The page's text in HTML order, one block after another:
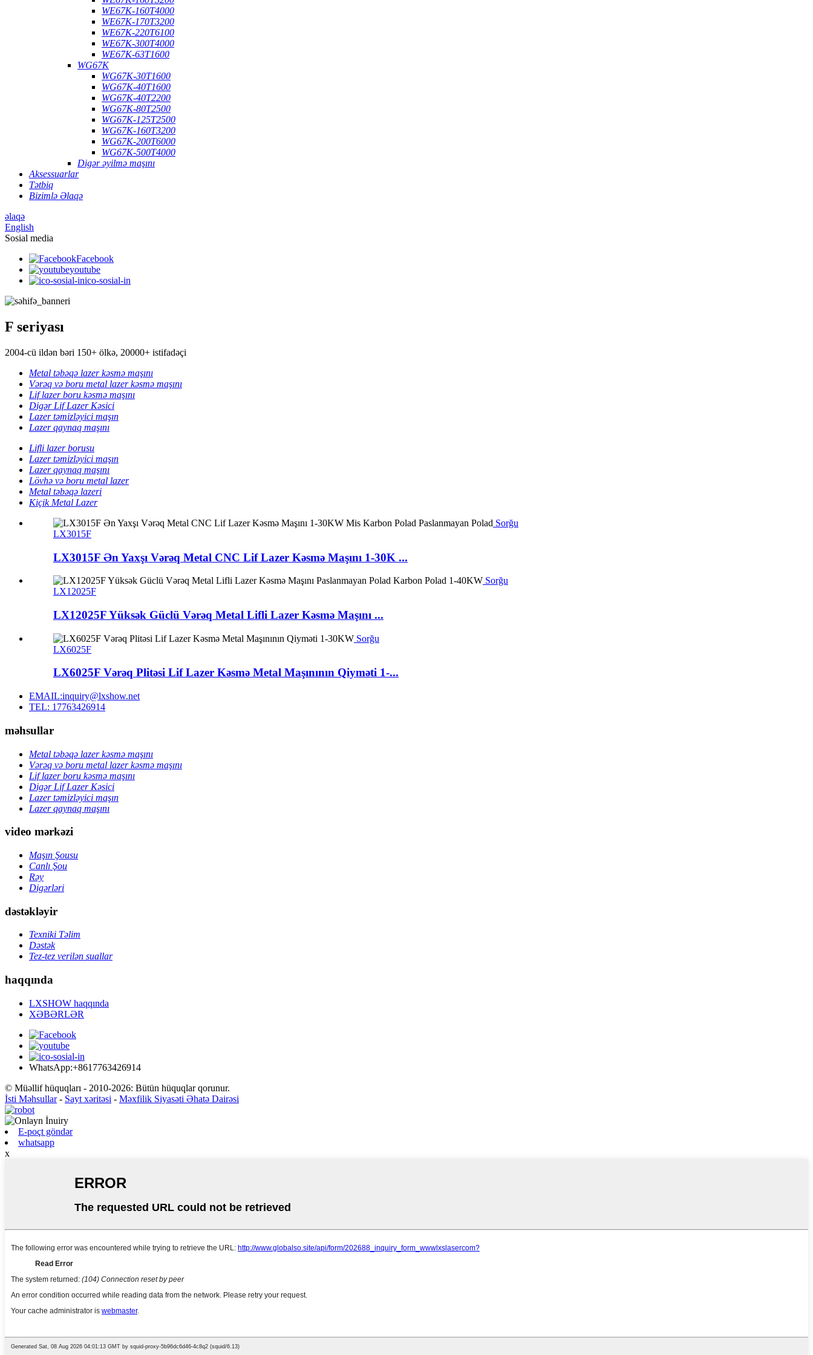
WE67K-160T4000
WE67K-170T3200
WE67K-220T6100
WE67K-300T4000
WE67K-63T1600
WG67K
WG67K-30T1600
WG67K-40T1600
WG67K-40T2200
WG67K-80T2500
WG67K-125T2500
WG67K-160T3200
WG67K-200T6000
WG67K-500T4000
Digər əyilmə maşını
Aksessuarlar
Tətbiq
Bizimlə Əlaqə
əlaqə
English
Sosial media
Facebook
youtube
ico-sosial-in
F seriyası
2004-cü ildən bəri 150+ ölkə, 20000+ istifadəçi
Metal təbəqə lazer kəsmə maşını
Vərəq və boru metal lazer kəsmə maşını
Lif lazer boru kəsmə maşını
Digər Lif Lazer Kəsici
Lazer təmizləyici maşın
Lazer qaynaq maşını
Lifli lazer borusu
Lazer təmizləyici maşın
Lazer qaynaq maşını
Lövhə və boru metal lazer
Metal təbəqə lazeri
Kiçik Metal Lazer
Sorğu
LX3015F
LX3015F Ən Yaxşı Vərəq Metal CNC Lif Lazer Kəsmə Maşını 1-30K ...
Sorğu
LX12025F
LX12025F Yüksək Güclü Vərəq Metal Lifli Lazer Kəsmə Maşını ...
Sorğu
LX6025F
LX6025F Vərəq Plitəsi Lif Lazer Kəsmə Metal Maşınının Qiyməti 1-...
EMAIL:inquiry@lxshow.net
TEL: 17763426914
məhsullar
Metal təbəqə lazer kəsmə maşını
Vərəq və boru metal lazer kəsmə maşını
Lif lazer boru kəsmə maşını
Digər Lif Lazer Kəsici
Lazer təmizləyici maşın
Lazer qaynaq maşını
video mərkəzi
Maşın Şousu
Canlı Şou
Rəy
Digərləri
dəstəkləyir
Texniki Təlim
Dəstək
Tez-tez verilən suallar
haqqında
LXSHOW haqqında
XƏBƏRLƏR
WhatsApp:+8617763426914
© Müəllif hüquqları - 2010-2026: Bütün hüquqlar qorunur.
İsti Məhsullar- Sayt xəritəsi - Məxfilik Siyasəti Əhatə Dairəsi
E-poçt göndər
whatsapp
x